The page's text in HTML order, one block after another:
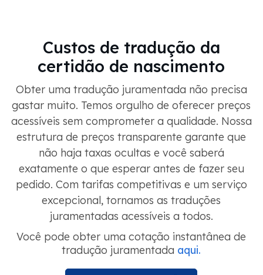
Custos de tradução da
certidão de nascimento
Obter uma tradução juramentada não precisa
gastar muito. Temos orgulho de oferecer preços
acessíveis sem comprometer a qualidade. Nossa
estrutura de preços transparente garante que
não haja taxas ocultas e você saberá
exatamente o que esperar antes de fazer seu
pedido. Com tarifas competitivas e um serviço
excepcional, tornamos as traduções
juramentadas acessíveis a todos.
Você pode obter uma cotação instantânea de
tradução juramentada aqui.